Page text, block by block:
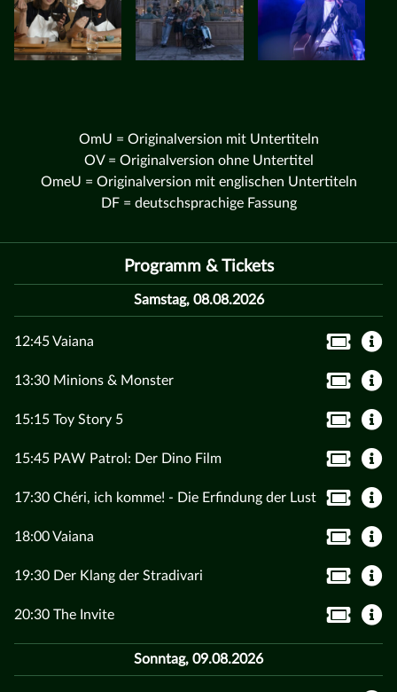
OmU = Originalversion mit Untertiteln
OV = Originalversion ohne Untertitel
OmeU = Originalversion mit englischen Untertiteln
DF = deutschsprachige Fassung
Programm & Tickets
Samstag, 08.08.2026
12:45 Vaiana
13:30 Minions & Monster
15:15 Toy Story 5
15:45 PAW Patrol: Der Dino Film
17:30 Chéri, ich komme! - Die Erfindung der Lust
18:00 Vaiana
19:30 Der Klang der Stradivari
20:30 The Invite
Sonntag, 09.08.2026